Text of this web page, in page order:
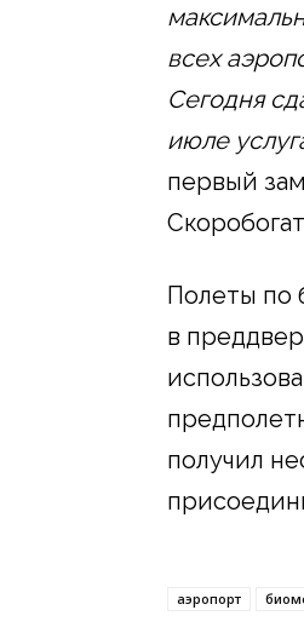
всех
Сегодня
июле
первый
Полеты по
в
получил
аэропорт